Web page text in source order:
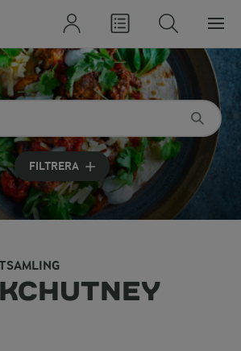
ingrediens
få förslag
FILTRERA